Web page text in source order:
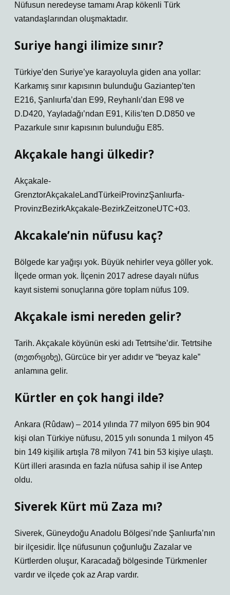
Nüfusun neredeyse tamamı Arap kökenli Türk
vatandaşlarından oluşmaktadır.
Suriye hangi ilimize sınır?
Türkiye’den Suriye’ye karayoluyla giden ana yollar:
Karkamış sınır kapısının bulunduğu Gaziantep’ten
E216, Şanlıurfa’dan E99, Reyhanlı’dan E98 ve
D.D420, Yayladağı’ndan E91, Kilis’ten D.D850 ve
Pazarkule sınır kapısının bulunduğu E85.
Akçakale hangi ülkedir?
Akçakale-
GrenztorAkçakaleLandTürkeiProvinzŞanlıurfa-
ProvinzBezirkAkçakale-BezirkZeitzoneUTC+03.
Akcakale’nin nüfusu kaç?
Bölgede kar yağışı yok. Büyük nehirler veya göller yok.
İlçede orman yok. İlçenin 2017 adrese dayalı nüfus
kayıt sistemi sonuçlarına göre toplam nüfus 109.
Akçakale ismi nereden gelir?
Tarih. Akçakale köyünün eski adı Tetrtsihe’dir. Tetrtsihe
(თეთრციხე), Gürcüce bir yer adıdır ve “beyaz kale”
anlamına gelir.
Kürtler en çok hangi ilde?
Ankara (Rûdaw) – 2014 yılında 77 milyon 695 bin 904
kişi olan Türkiye nüfusu, 2015 yılı sonunda 1 milyon 45
bin 149 kişilik artışla 78 milyon 741 bin 53 kişiye ulaştı.
Kürt illeri arasında en fazla nüfusa sahip il ise Antep
oldu.
Siverek Kürt mü Zaza mı?
Siverek, Güneydoğu Anadolu Bölgesi’nde Şanlıurfa’nın
bir ilçesidir. İlçe nüfusunun çoğunluğu Zazalar ve
Kürtlerden oluşur, Karacadağ bölgesinde Türkmenler
vardır ve ilçede çok az Arap vardır.